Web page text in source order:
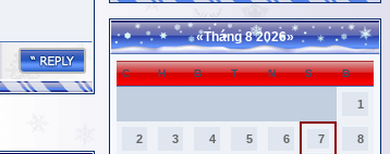
«Tháng 8 2026»
C H B T N S B
1
2 3 4 5 6 7 8